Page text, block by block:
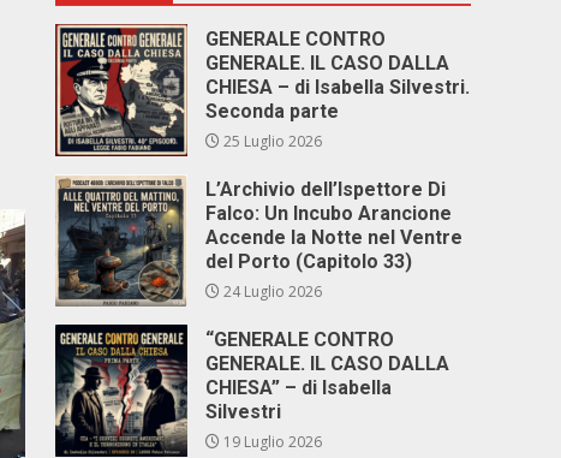
GENERALE CONTRO
GENERALE. IL CASO DALLA
CHIESA – di Isabella Silvestri.
Seconda parte
25 Luglio 2026
L’Archivio dell’Ispettore Di
Falco: Un Incubo Arancione
Accende la Notte nel Ventre
del Porto (Capitolo 33)
24 Luglio 2026
“GENERALE CONTRO
GENERALE. IL CASO DALLA
CHIESA” – di Isabella
Silvestri
19 Luglio 2026